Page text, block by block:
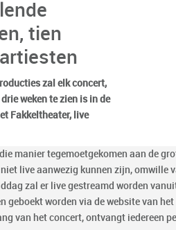
tien
zal elk concert,
weken te zien is in de
Fakkeltheater, live
manier tegemoetgekomen aan de
live aanwezig kunnen zijn, omwille
zal er live gestreamd worden
geboekt worden via de website van
van het concert, ontvangt iedereen